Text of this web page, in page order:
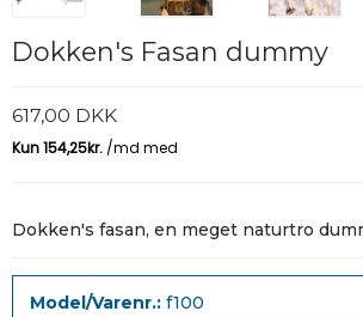
Dokken's Fasan dummy
617,00 DKK
Dokken's fasan, en meget naturtro
Model/Varenr.: f100